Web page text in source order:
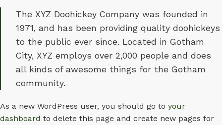
The XYZ Doohickey Company was founded in
1971, and has been providing quality doohickeys
to the public ever since. Located in Gotham
City, XYZ employs over 2,000 people and does
all kinds of awesome things for the Gotham
community.
As a new WordPress user, you should go to your
dashboard to delete this page and create new pages for